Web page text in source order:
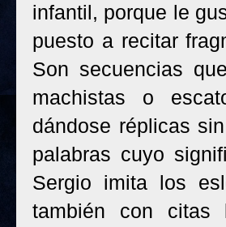
infantil, porque le
puesto a recitar
Son secuencias
machistas o
dándose réplicas
palabras cuyo
Sergio imita los
también con citas